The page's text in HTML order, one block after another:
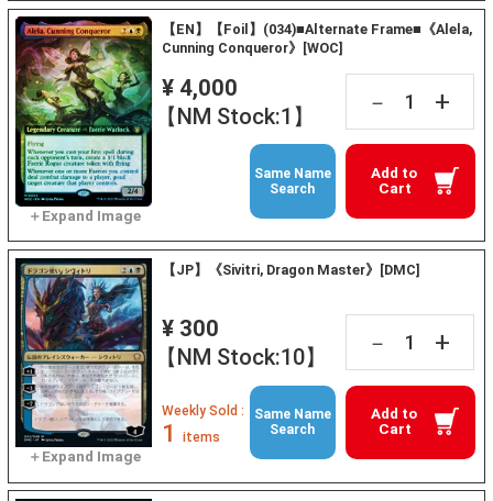
【EN】【Foil】(034)■Alternate Frame■《Alela,
Cunning Conqueror》[WOC]
¥ 4,000
【NM Stock:1】
－ +
Add to
Cart
Same Name
Search
【JP】《Sivitri, Dragon Master》[DMC]
¥ 300
【NM Stock:10】
－ +
Add to
Cart
Weekly Sold :
1 items
Same Name
Search